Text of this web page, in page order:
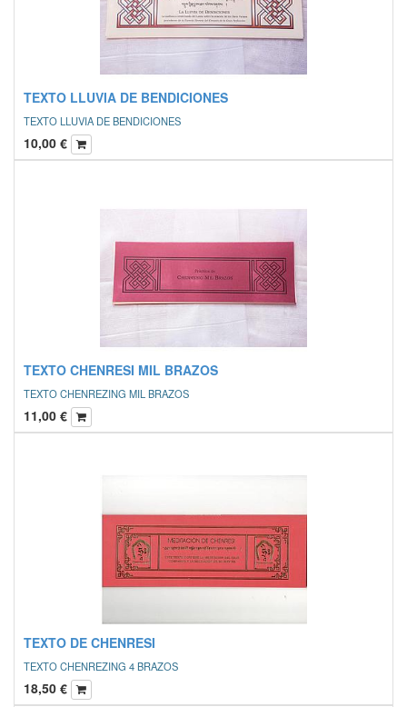
TEXTO LLUVIA DE BENDICIONES
TEXTO LLUVIA DE BENDICIONES
10,00 €
TEXTO CHENRESI MIL BRAZOS
TEXTO CHENREZING MIL BRAZOS
11,00 €
TEXTO DE CHENRESI
TEXTO CHENREZING 4 BRAZOS
18,50 €